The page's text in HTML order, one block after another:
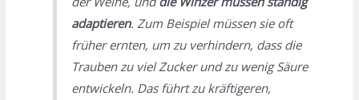
adaptieren. Zum Beispiel müssen sie oft
früher ernten, um zu verhindern, dass die
Trauben zu viel Zucker und zu wenig Säure
entwickeln. Das führt zu kräftigeren,